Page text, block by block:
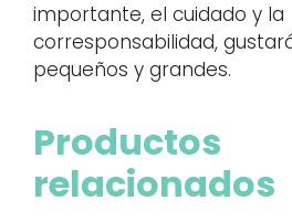
importante, el cuidado y la
corresponsabilidad,
pequeños y grandes.
Productos
relacionados